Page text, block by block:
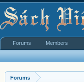
Forums
Forums Members